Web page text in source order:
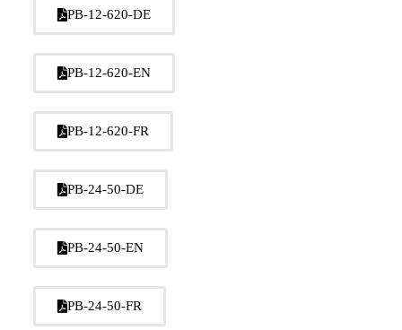
PB-12-620-DE
PB-12-620-EN
PB-12-620-FR
PB-24-50-DE
PB-24-50-EN
PB-24-50-FR